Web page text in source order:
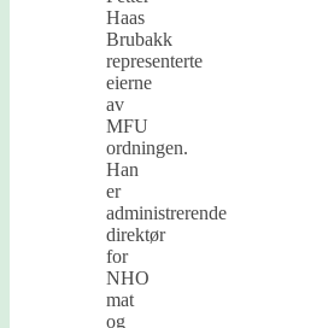
Haas
Brubakk
representerte
eierne
av
MFU
ordningen.
Han
er
administrerende
direktør
for
NHO
mat
og